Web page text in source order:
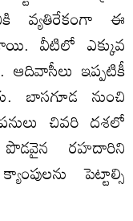
వ్యతిరేకంగా ఈ
వీటిలో ఎక్కువ
ఆదివాసీలు ఇప్పటికీ
బాసగూడ నుంచి
పనులు చివరి దశలో
రహదారిని
పెట్టాల్సి